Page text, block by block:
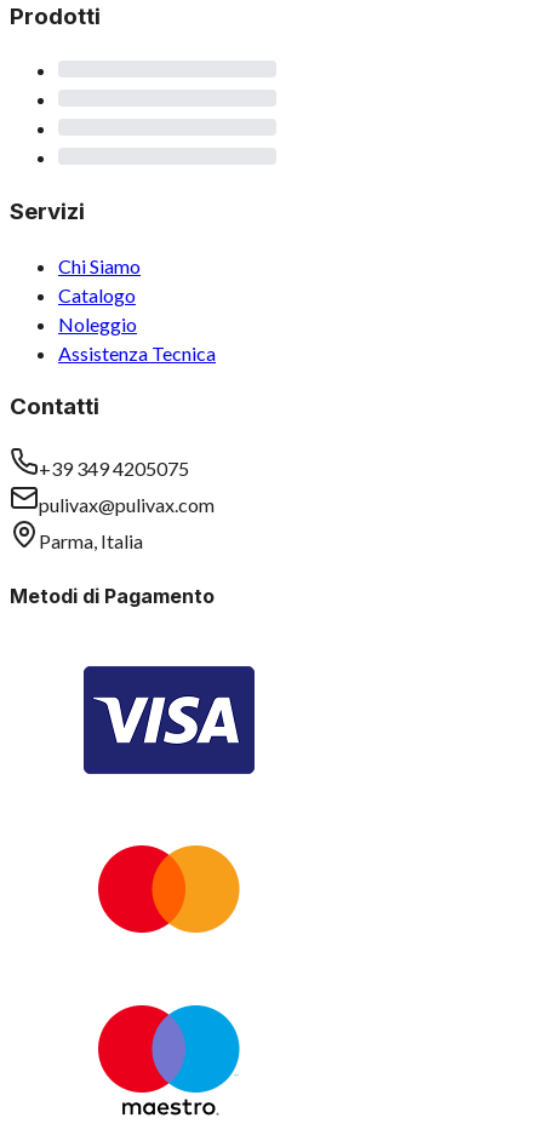
Prodotti
Servizi
Chi Siamo
Catalogo
Noleggio
Assistenza Tecnica
Contatti
+39 349 4205075
pulivax@pulivax.com
Parma, Italia
Metodi di Pagamento